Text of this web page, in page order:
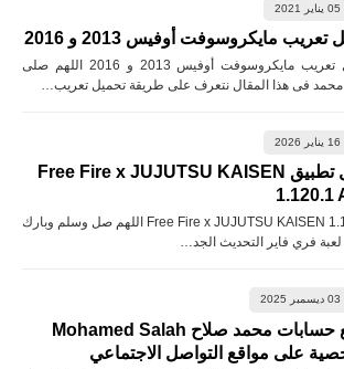
05 يناير 2021
تعريب مايكروسوفت أوفيس 2013 و 2016
تحميل تعريب مايكروسوفت أوفيس 2013 و 2016 اللهم صلى
فى هذا المقال نتعرف على طريقة تحميل تعريب…
16 يناير 2026
تنزيل تطبيق Free Fire x JUJUTSU KAISEN
1.120.1
تنزيل تطبيق Free Fire x JUJUTSU KAISEN 1.120.1 APK اللهم صل وسلم وبارك
فري فاير التحديث الجد…
03 ديسمبر 2025
جميع حسابات محمد صلاح Mohamed Salah
على مواقع التواصل الاجتماعي